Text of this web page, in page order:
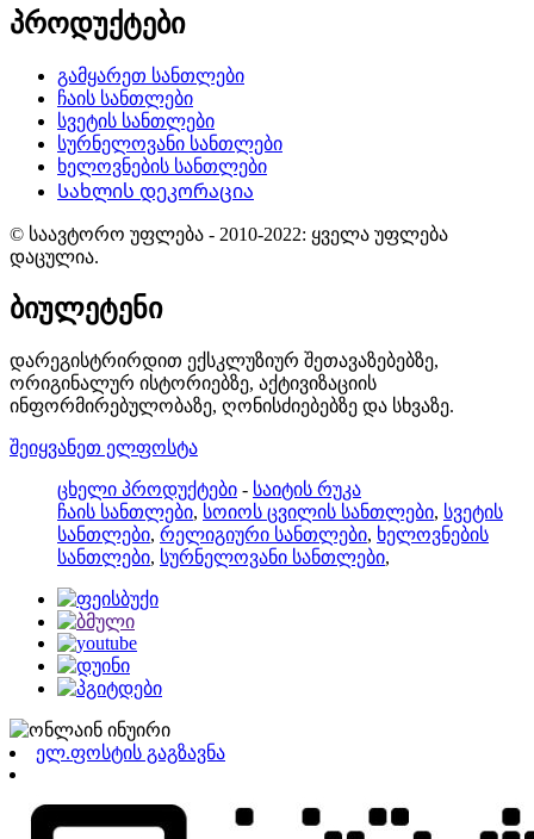
პროდუქტები
გამყარეთ სანთლები
ჩაის სანთლები
სვეტის სანთლები
სურნელოვანი სანთლები
ხელოვნების სანთლები
Სახლის დეკორაცია
© საავტორო უფლება - 2010-2022: ყველა უფლება
დაცულია.
ბიულეტენი
დარეგისტრირდით ექსკლუზიურ შეთავაზებებზე,
ორიგინალურ ისტორიებზე, აქტივიზაციის
ინფორმირებულობაზე, ღონისძიებებზე და სხვაზე.
შეიყვანეთ ელფოსტა
ცხელი პროდუქტები - საიტის რუკა
ჩაის სანთლები, სოიოს ცვილის სანთლები, სვეტის
სანთლები, რელიგიური სანთლები, ხელოვნების
სანთლები, სურნელოვანი სანთლები,
ელ.ფოსტის გაგზავნა